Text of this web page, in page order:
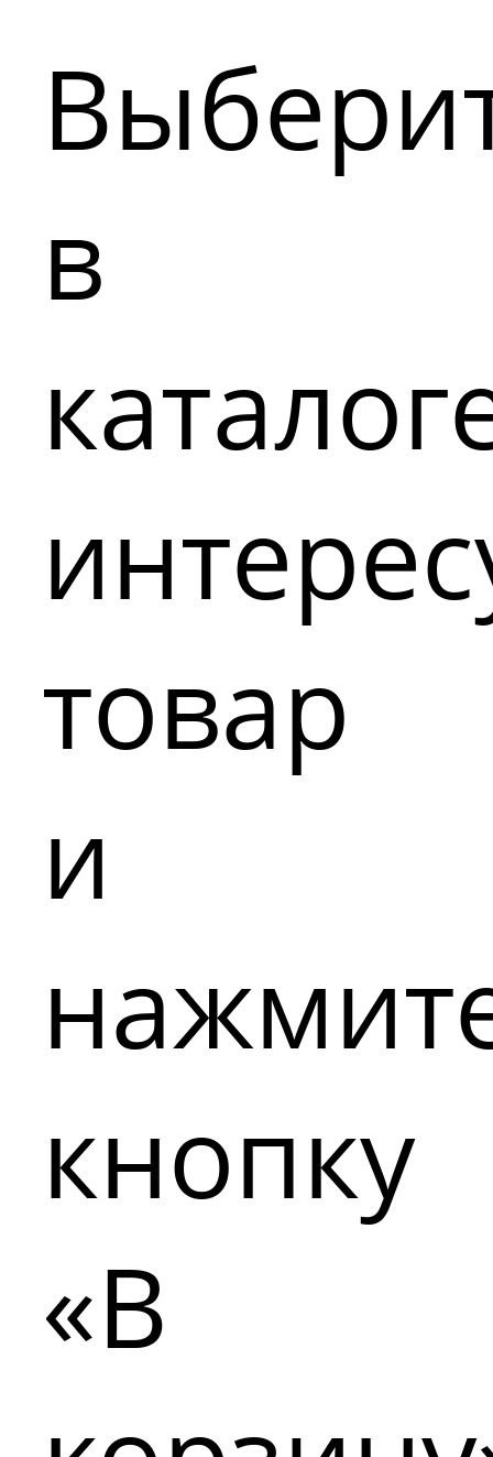
в
товар
и
кнопку
«В